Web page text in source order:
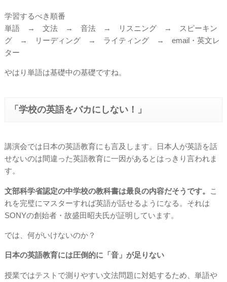
学習するべき順番
単語 → 文法 → 音法 → リスニング → スピーキン
グ → リーディング → ライティング → email・英文レ
ター
やはり単語は基礎中の基礎ですね。
「学校の英語をバカにしない！」
講演会では日本の英語教育にも言及します。日本人が英語を話
せないのは間違った英語教育に一因があるとはっきり言われま
す。
文部科学省認定の中学校の教科書は最良の内容だそうです。
こ
れを完璧にマスターすれば英語が話せるようになる。それは
SONYの創始者・故盛田昭夫氏が証明しています。
では、何がいけないのか？
日本の英語教育には圧倒的に「音」が足りない
授業ではテストで測りやすい文法問題に対処するため、単語や